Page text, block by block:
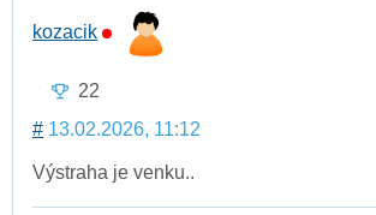
kozacik
22
# 13.02.2026, 11:12
Výstraha je venku..